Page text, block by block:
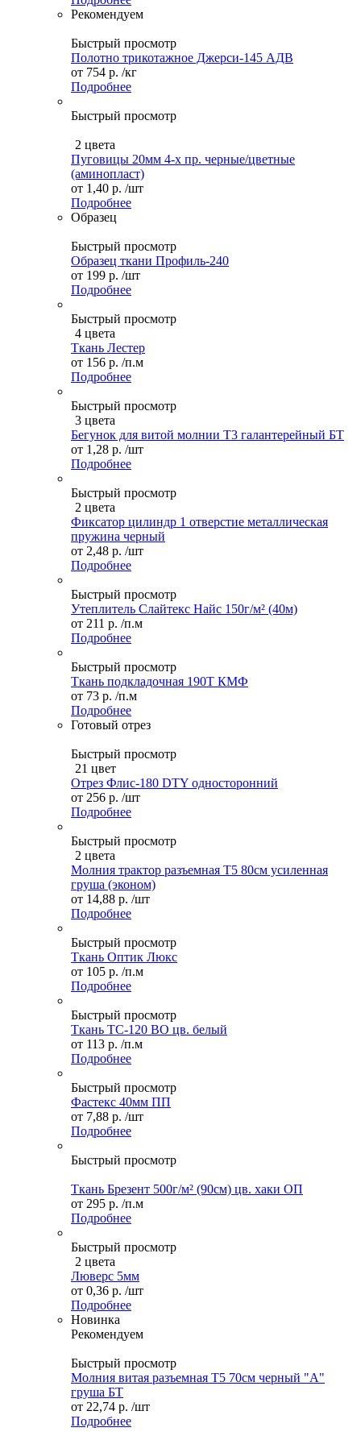
Рекомендуем
Быстрый просмотр
Полотно трикотажное Джерси-145 АДВ
от 754 р. /кг
Подробнее
Быстрый просмотр
2 цвета
Пуговицы 20мм 4-х пр. черные/цветные
(аминопласт)
от 1,40 р. /шт
Подробнее
Образец
Быстрый просмотр
Образец ткани Профиль-240
от 199 р. /шт
Подробнее
Быстрый просмотр
4 цвета
Ткань Лестер
от 156 р. /п.м
Подробнее
Быстрый просмотр
3 цвета
Бегунок для витой молнии Т3 галантерейный БТ
от 1,28 р. /шт
Подробнее
Быстрый просмотр
2 цвета
Фиксатор цилиндр 1 отверстие металлическая
пружина черный
от 2,48 р. /шт
Подробнее
Быстрый просмотр
Утеплитель Слайтекс Найс 150г/м² (40м)
от 211 р. /п.м
Подробнее
Быстрый просмотр
Ткань подкладочная 190Т КМФ
от 73 р. /п.м
Подробнее
Готовый отрез
Быстрый просмотр
21 цвет
Отрез Флис-180 DTY односторонний
от 256 р. /шт
Подробнее
Быстрый просмотр
2 цвета
Молния трактор разъемная Т5 80см усиленная
груша (эконом)
от 14,88 р. /шт
Подробнее
Быстрый просмотр
Ткань Оптик Люкс
от 105 р. /п.м
Подробнее
Быстрый просмотр
Ткань ТС-120 ВО цв. белый
от 113 р. /п.м
Подробнее
Быстрый просмотр
Фастекс 40мм ПП
от 7,88 р. /шт
Подробнее
Быстрый просмотр
Ткань Брезент 500г/м² (90см) цв. хаки ОП
от 295 р. /п.м
Подробнее
Быстрый просмотр
2 цвета
Люверс 5мм
от 0,36 р. /шт
Подробнее
Новинка
Рекомендуем
Быстрый просмотр
Молния витая разъемная Т5 70см черный "А"
груша БТ
от 22,74 р. /шт
Подробнее